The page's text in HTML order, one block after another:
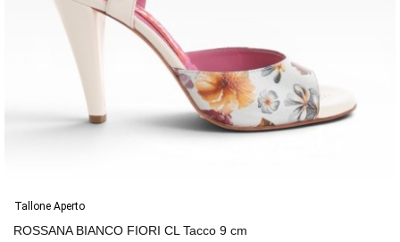
Tallone Aperto
ROSSANA BIANCO FIORI CL Tacco 9 cm